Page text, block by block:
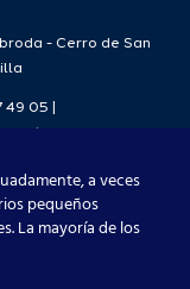
- Cerro de San
05 |
a veces
pequeños
La mayoría de los